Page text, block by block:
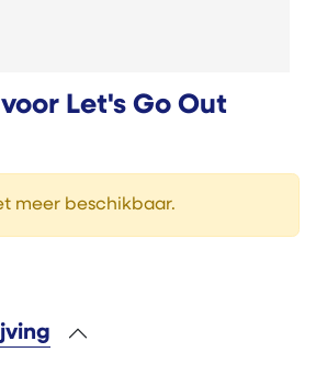
Let's Go Out
meer beschikbaar.